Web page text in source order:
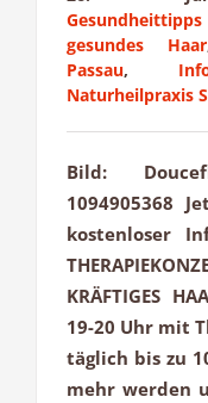
Gesundheittipps
gesundes Haar
Passau,
Naturheilpraxis
Bild:
1094905368
kostenloser
KRÄFTIGES
19-20 Uhr mit
täglich bis zu
mehr werden